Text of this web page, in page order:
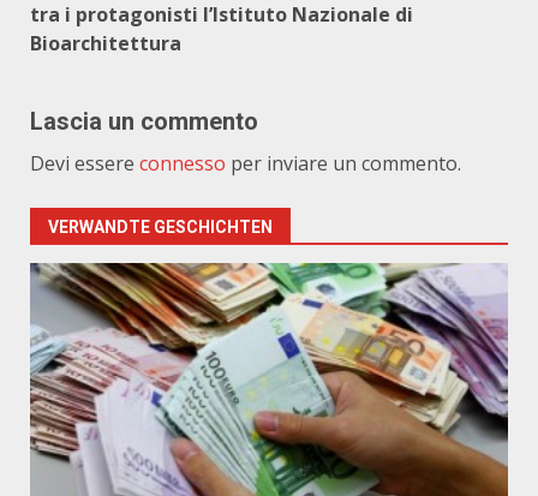
tra i protagonisti l’Istituto Nazionale di
Bioarchitettura
Lascia un commento
Devi essere connesso per inviare un commento.
VERWANDTE GESCHICHTEN